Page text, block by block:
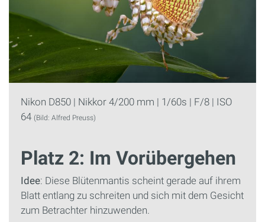
Nikon D850 | Nikkor 4/200 mm | 1/60s | F/8 | ISO
64 (Bild: Alfred Preuss)
Platz 2: Im Vorübergehen
Idee: Diese Blütenmantis scheint gerade auf ihrem
Blatt entlang zu schreiten und sich mit dem Gesicht
zum Betrachter hinzuwenden.